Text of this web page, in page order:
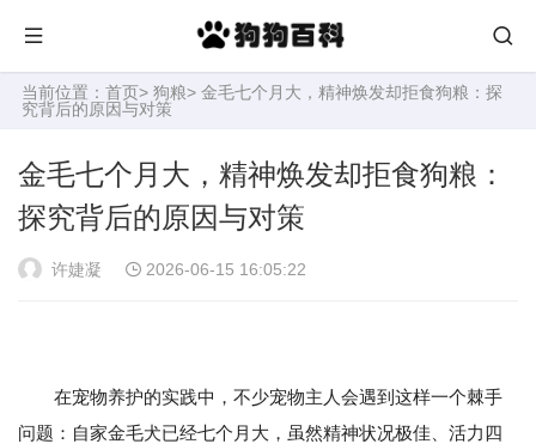
当前位置： 首页> 狗粮> 金毛七个月大，精神焕发却拒食狗粮：探
究背后的原因与对策
金毛七个月大，精神焕发却拒食狗粮：
探究背后的原因与对策
许婕凝 2026-06-15 16:05:22
在宠物养护的实践中，不少宠物主人会遇到这样一个棘手
问题：自家金毛犬已经七个月大，虽然精神状况极佳、活力四